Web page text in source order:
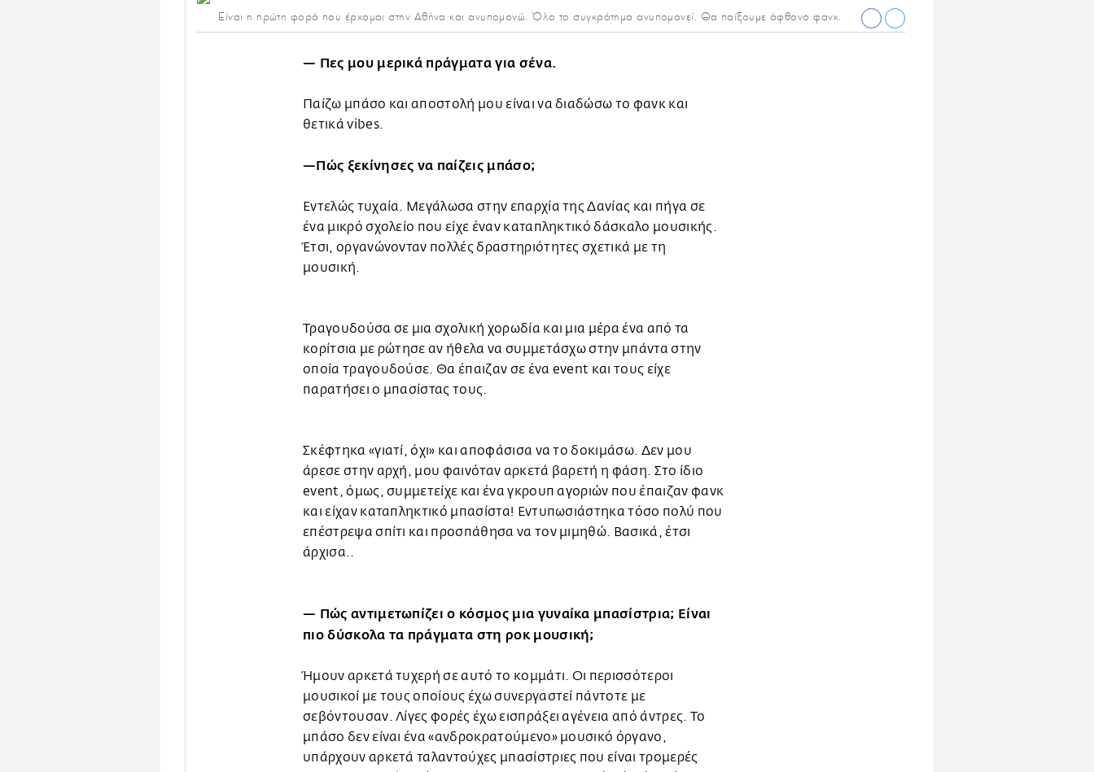
Είναι η πρώτη φορά που έρχομαι στην Αθήνα και ανυπομονώ. Όλο το συγκρότημα ανυπομονεί. Θα παίξουμε άφθονο φανκ.
— Πες μου μερικά πράγματα για σένα.
Παίζω μπάσο και αποστολή μου είναι να διαδώσω το φανκ και
θετικά vibes.
—Πώς ξεκίνησες να παίζεις μπάσο;
Εντελώς τυχαία. Μεγάλωσα στην επαρχία της Δανίας και πήγα σε
ένα μικρό σχολείο που είχε έναν καταπληκτικό δάσκαλο μουσικής.
Έτσι, οργανώνονταν πολλές δραστηριότητες σχετικά με τη
μουσική.
Τραγουδούσα σε μια σχολική χορωδία και μια μέρα ένα από τα
κορίτσια με ρώτησε αν ήθελα να συμμετάσχω στην μπάντα στην
οποία τραγουδούσε. Θα έπαιζαν σε ένα event και τους είχε
παρατήσει ο μπασίστας τους.
Σκέφτηκα «γιατί, όχι» και αποφάσισα να το δοκιμάσω. Δεν μου
άρεσε στην αρχή, μου φαινόταν αρκετά βαρετή η φάση. Στο ίδιο
event, όμως, συμμετείχε και ένα γκρουπ αγοριών που έπαιζαν φανκ
και είχαν καταπληκτικό μπασίστα! Εντυπωσιάστηκα τόσο πολύ που
επέστρεψα σπίτι και προσπάθησα να τον μιμηθώ. Βασικά, έτσι
άρχισα..
— Πώς αντιμετωπίζει ο κόσμος μια γυναίκα μπασίστρια; Είναι
πιο δύσκολα τα πράγματα στη ροκ μουσική;
Ήμουν αρκετά τυχερή σε αυτό το κομμάτι. Οι περισσότεροι
μουσικοί με τους οποίους έχω συνεργαστεί πάντοτε με
σεβόντουσαν. Λίγες φορές έχω εισπράξει αγένεια από άντρες. Το
μπάσο δεν είναι ένα «ανδροκρατούμενο» μουσικό όργανο,
υπάρχουν αρκετά ταλαντούχες μπασίστριες που είναι τρομερές